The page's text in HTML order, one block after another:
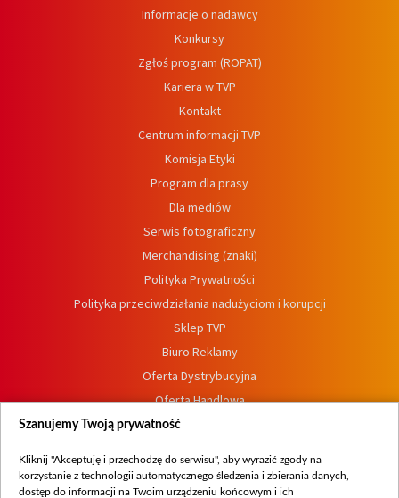
Informacje o nadawcy
Konkursy
Zgłoś program (ROPAT)
Kariera w TVP
Kontakt
Centrum informacji TVP
Komisja Etyki
Program dla prasy
Dla mediów
Serwis fotograficzny
Merchandising (znaki)
Polityka Prywatności
Polityka przeciwdziałania nadużyciom i korupcji
Sklep TVP
Biuro Reklamy
Oferta Dystrybucyjna
Oferta Handlowa
Dostępność
Procedura zgłoszeń wewnętrznych
Szanujemy Twoją prywatność
Kliknij "Akceptuję i przechodzę do serwisu", aby wyrazić zgody na
korzystanie z technologii automatycznego śledzenia i zbierania danych,
dostęp do informacji na Twoim urządzeniu końcowym i ich